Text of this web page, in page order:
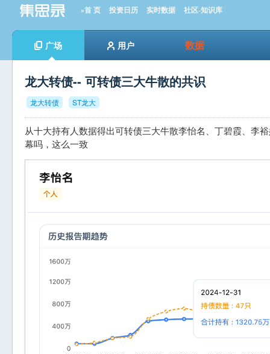
»首 页 投资日历 实时数据 社区-知识库
广场 用户 数据
龙大转债-- 可转债三大牛散的共识
龙大转债 ST龙大
从十大持有人数据得出可转债三大牛散李怡名、丁碧霞、李
幕吗，这么一致